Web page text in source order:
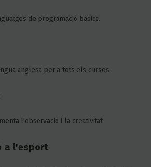
de programació bàsics.
anglesa per a tots els cursos.
l’observació i la creativitat
a l'esport